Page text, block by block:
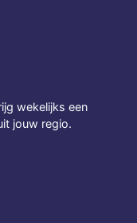
wekelijks een
jouw regio.